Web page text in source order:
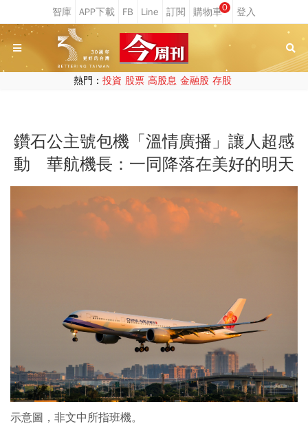
0
熱門： 投資 股票 高股息 金融股 存股
鑽石公主號包機「溫情廣播」讓人超感
動 華航機長：一同降落在美好的明天
示意圖，非文中所指班機。